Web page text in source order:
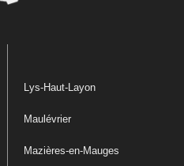
Lys-Haut-Layon
Maulévrier
Mazières-en-Mauges